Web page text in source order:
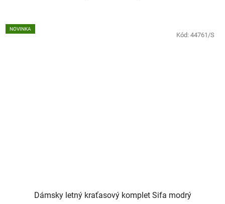
NOVINKA
Dámsky letný kraťasový komplet Sifa modrý
Kód: 44761/S